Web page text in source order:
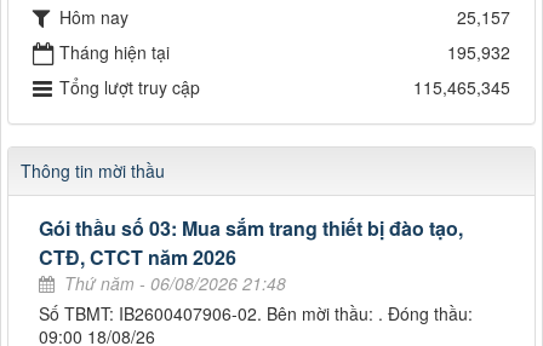
Hôm nay
25,157
Tháng hiện tại
195,932
Tổng lượt truy cập
115,465,345
Thông tin mời thầu
Gói thầu số 03: Mua sắm trang thiết bị đào tạo,
CTĐ, CTCT năm 2026
Thứ năm - 06/08/2026 21:48
Số TBMT: IB2600407906-02. Bên mời thầu: . Đóng thầu:
09:00 18/08/26